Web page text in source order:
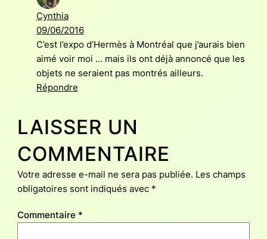
Cynthia
09/06/2016
C’est l’expo d’Hermès à Montréal que j’aurais bien
aimé voir moi … mais ils ont déjà annoncé que les
objets ne seraient pas montrés ailleurs.
Répondre
LAISSER UN
COMMENTAIRE
Votre adresse e-mail ne sera pas publiée. Les champs
obligatoires sont indiqués avec *
Commentaire *